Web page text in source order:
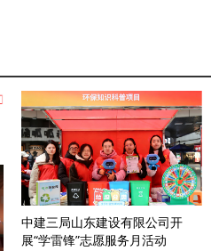
中建三局山东建设有限公司开
展“学雷锋”志愿服务月活动